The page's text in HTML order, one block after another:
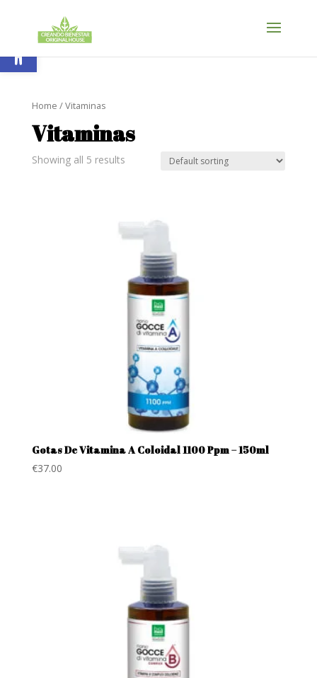
Abrir barra de herramientas
Home / Vitaminas
Vitaminas
Showing all 5 results
Gotas De Vitamina A Coloidal 1100 Ppm – 150ml
€37.00